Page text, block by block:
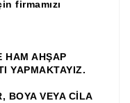
firmamızı
HAM AHŞAP
YAPMAKTAYIZ.
BOYA VEYA CİLA